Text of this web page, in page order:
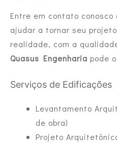
Entre em contato conosco
ajudar a tornar seu
realidade, com a
Quasus Engenharia pode
Serviços de Edificações
Levantamento
de obra)
Projeto